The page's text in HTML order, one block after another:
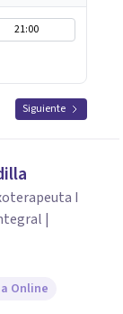
21:00
Siguiente
I
|
Online